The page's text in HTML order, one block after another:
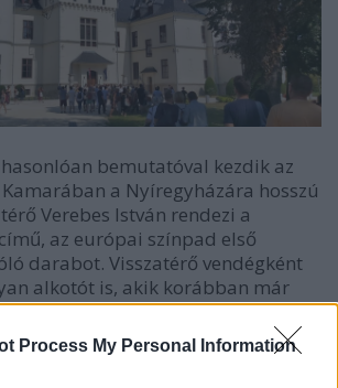
Process My Personal Information
bemutatóval kezdik az
a Nyíregyházára hosszú
Verebes István rendezi a
című, az európai színpad első
darabot. Visszatérő vendégként
alkotót is, akik korábban már
A balekkeligazi progresszív
létrehozó Fehér Balázs Benőt,
t és aChicagótszínpadra állító